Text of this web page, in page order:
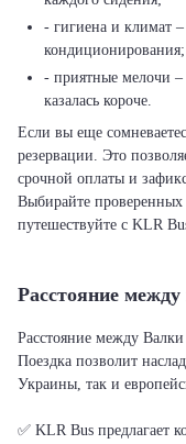
- гигиена и климат
кондиционирования;
- приятные мелочи –
казалась короче.
Если вы еще
резервации. Это
срочной оплаты и
Выбирайте
путешествуйте с KLR
Расстояние
Расстояние между
Поездка позволит
Украины, так и
✅ KLR Bus предлагает